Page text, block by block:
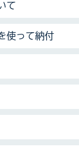
て
使って納付